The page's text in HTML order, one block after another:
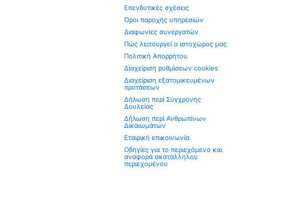
Επενδυτικές σχέσεις
Όροι παροχής υπηρεσιών
Διαφωνίες συνεργατών
Πώς λειτουργεί ο ιστοχώρος μας
Πολιτική Απορρήτου
Διαχείριση ρυθμίσεων cookies
Διαχείριση εξατομικευμένων
προτάσεων
Δήλωση περί Σύγχρονης
Δουλείας
Δήλωση περί Ανθρωπίνων
Δικαιωμάτων
Εταιρική επικοινωνία
Οδηγίες για το περιεχόμενο και
αναφορά ακατάλληλου
περιεχομένου